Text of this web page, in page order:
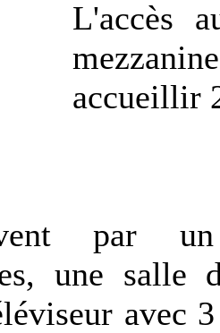
L'accès
accueillir
par
une salle
avec